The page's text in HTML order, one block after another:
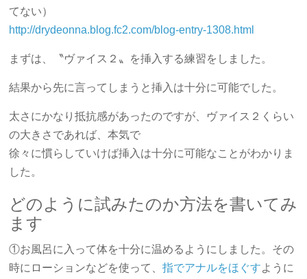
てない）
http://drydeonna.blog.fc2.com/blog-entry-1308.html
まずは、〝ヴァイス２〟を挿入する練習をしました。
結果から先に言ってしまうと挿入は十分に可能でした。
太さにかなり抵抗感があったのですが、ヴァイス２くらい
の大きさであれば、本気で
徐々に慣らしていけば挿入は十分に可能なことがわかりま
した。
どのように試みたのか方法を書いてみ
ます
①お風呂に入って体を十分に温めるようにしました。その
時にローションなどを使って、指でアナルをほぐすように